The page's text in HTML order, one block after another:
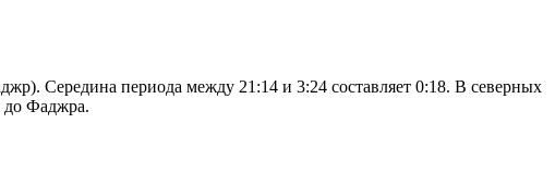
Середина периода между 21:14 и 3:24 составляет 0:18. В северных
до Фаджра.